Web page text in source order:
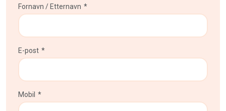
Fornavn / Etternavn *
E-post *
Mobil *